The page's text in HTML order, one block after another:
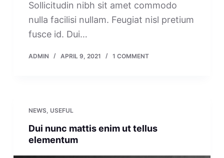
Sollicitudin nibh sit amet commodo
nulla facilisi nullam. Feugiat nisl pretium
fusce id. Dui…
ADMIN APRIL 9, 2021 1 COMMENT
NEWS, USEFUL
Dui nunc mattis enim ut tellus
elementum